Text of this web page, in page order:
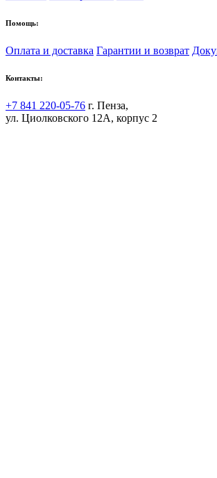
Помощь:
Оплата и доставка Гарантии и возврат
Контакты:
+7 841 220-05-76 г. Пенза,
ул. Циолковского 12А, корпус 2